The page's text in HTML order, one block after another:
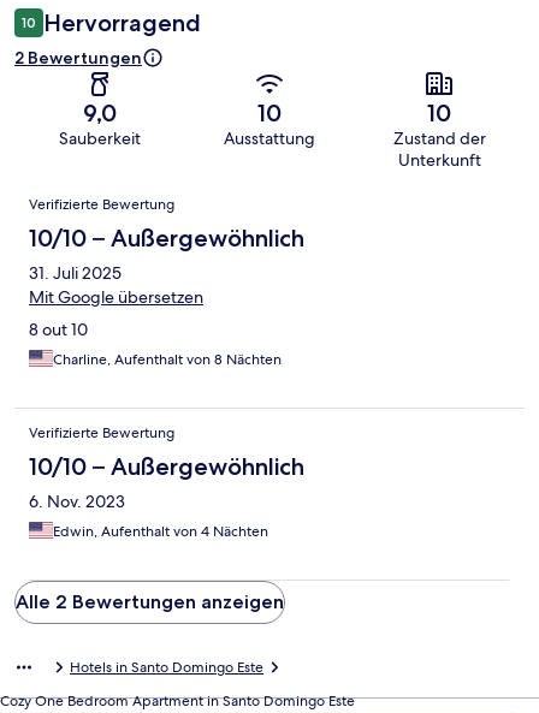
10 Hervorragend
2 Bewertungen
9,0
Sauberkeit
10
Ausstattung
10
Zustand der
Unterkunft
Bewertungen
Verifizierte Bewertung
10/10 – Außergewöhnlich
31. Juli 2025
Mit Google übersetzen
8 out 10
Charline, Aufenthalt von 8 Nächten
Verifizierte Bewertung
10/10 – Außergewöhnlich
6. Nov. 2023
Edwin, Aufenthalt von 4 Nächten
Alle 2 Bewertungen anzeigen
Hotels in Santo Domingo Este
Cozy One Bedroom Apartment in Santo Domingo Este